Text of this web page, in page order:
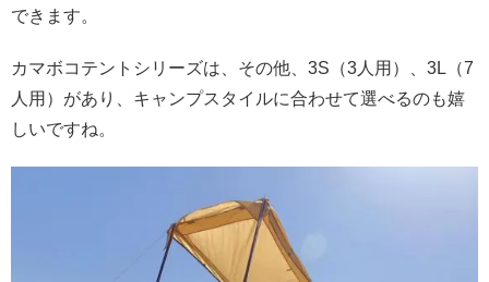
できます。
カマボコテントシリーズは、その他、3S （3人用）、3L （7
人用）があり、キャンプスタイルに合わせて選べるのも嬉
しいですね。